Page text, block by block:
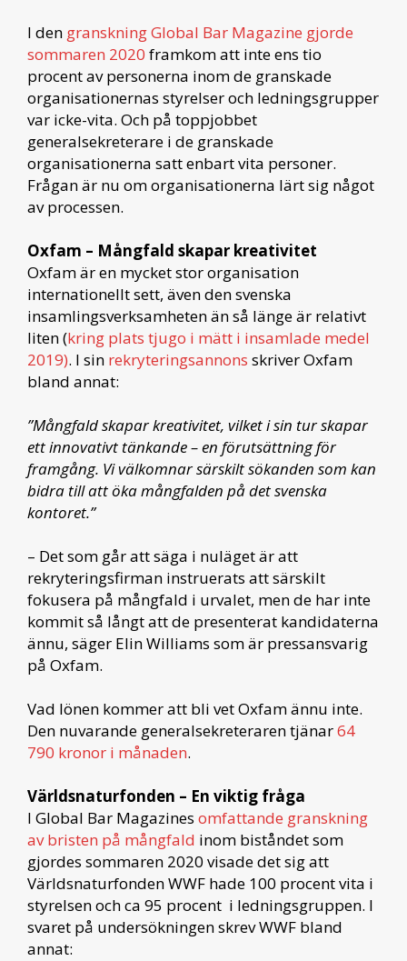
I den granskning Global Bar Magazine gjorde
sommaren 2020 framkom att inte ens tio
procent av personerna inom de granskade
organisationernas styrelser och ledningsgrupper
var icke-vita. Och på toppjobbet
generalsekreterare i de granskade
organisationerna satt enbart vita personer.
Frågan är nu om organisationerna lärt sig något
av processen.
Oxfam – Mångfald skapar kreativitet
Oxfam är en mycket stor organisation
internationellt sett, även den svenska
insamlingsverksamheten än så länge är relativt
liten (kring plats tjugo i mätt i insamlade medel
2019). I sin rekryteringsannons skriver Oxfam
bland annat:
”Mångfald skapar kreativitet, vilket i sin tur skapar
ett innovativt tänkande – en förutsättning för
framgång. Vi välkomnar särskilt sökanden som kan
bidra till att öka mångfalden på det svenska
kontoret.”
– Det som går att säga i nuläget är att
rekryteringsfirman instruerats att särskilt
fokusera på mångfald i urvalet, men de har inte
kommit så långt att de presenterat kandidaterna
ännu, säger Elin Williams som är pressansvarig
på Oxfam.
Vad lönen kommer att bli vet Oxfam ännu inte.
Den nuvarande generalsekreteraren tjänar64
790 kronor i månaden.
Världsnaturfonden – En viktig fråga
I Global Bar Magazines omfattande granskning
av bristen på mångfald inom biståndet som
gjordes sommaren 2020 visade det sig att
Världsnaturfonden WWF hade 100 procent vita i
styrelsen och ca 95 procent i ledningsgruppen. I
svaret på undersökningen skrev WWF bland
annat: